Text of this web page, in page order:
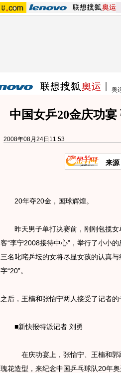
奥
中国女乒20金庆功宴
2008年08月24日11:53
来源
20年夺20金，国球辉煌。
昨天男子单打决赛前，刚刚包揽女
客“李宁2008接待中心”，举行了小小
三名叱咤乒坛的女将尽显女孩的认真
字“20”。
之后，王楠和张怡宁两人接受了记者的
■新快报特派记者 刘勇
在庆功宴上，张怡宁、王楠和郭跃
瑰花造型，来纪念中国乒乓球队20年